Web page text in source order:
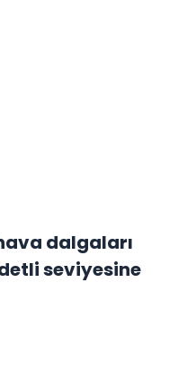
dalgaları
seviyesine